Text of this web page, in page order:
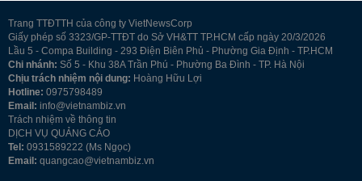
Trang TTĐTTH của công ty VietNewsCorp
Giấy phép số 3323/GP-TTĐT do Sở VH&TT TP.HCM cấp ngày 20/3/2026
Lầu 5 - Compa Building - 293 Điện Biên Phủ - Phường Gia Định - TP.HCM
Chi nhánh: Số 5 - Khu 38A Trần Phú - Phường Ba Đình - TP. Hà Nội
Chịu trách nhiệm nội dung: Hoàng Hữu Lợi
Hotline: 0975798489
Email: info@vietnambiz.vn
Trách nhiệm về thông tin
DỊCH VỤ QUẢNG CÁO
Tel: 0931589222 (Ms Ngọc)
Email: quangcao@vietnambiz.vn